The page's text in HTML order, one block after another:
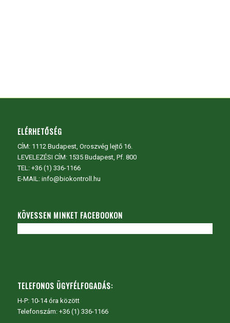
ELÉRHETŐSÉG
CÍM: 1112 Budapest, Oroszvég lejtő 16.
LEVELEZÉSI CÍM: 1535 Budapest, Pf. 800
TEL: +36 (1) 336-1166
E-MAIL: info@biokontroll.hu
KÖVESSEN MINKET FACEBOOKON
TELEFONOS ÜGYFÉLFOGADÁS:
H-P: 10-14 óra között
Telefonszám: +36 (1) 336-1166